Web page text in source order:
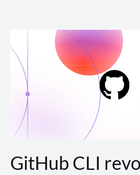
para
conteúdo
GitHub CLI